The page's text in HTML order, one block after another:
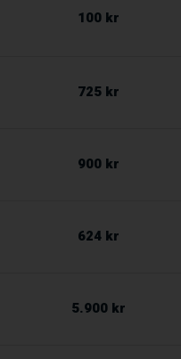
100 kr
725 kr
900 kr
624 kr
5.900 kr